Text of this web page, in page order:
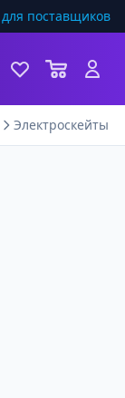
поставщиков
Электроскейты и